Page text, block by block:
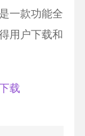
一款功能全
用户下载和
载